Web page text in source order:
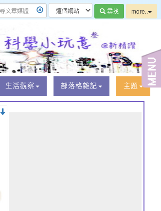
尋找 more..
生活觀察 部落格雜記 主題